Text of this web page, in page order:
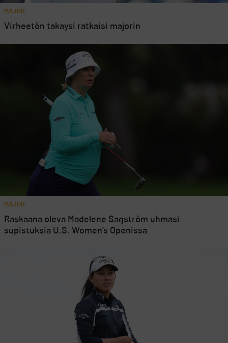
MAJOR
Virheetön takaysi ratkaisi majorin
MAJOR
Raskaana oleva Madelene Sagström uhmasi
supistuksia U.S. Women’s Openissa